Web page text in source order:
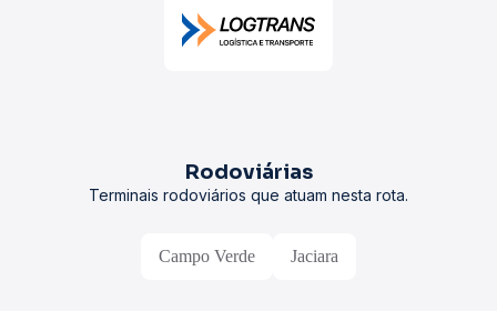
Rodoviárias
Terminais rodoviários que atuam nesta rota.
Campo Verde Jaciara